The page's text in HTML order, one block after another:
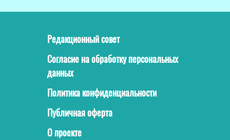
Редакционный совет
Согласие на обработку персональных
данных
Политика конфиденциальности
Публичная оферта
О проекте